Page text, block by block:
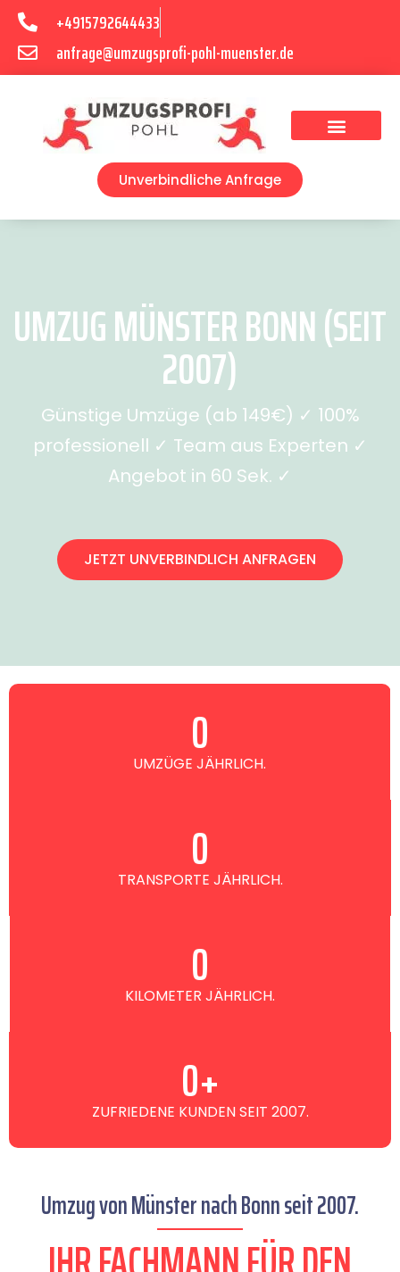
+4915792644433
anfrage@umzugsprofi-pohl-muenster.de
Unverbindliche Anfrage
UMZUG MÜNSTER BONN (SEIT
2007)
Günstige Umzüge (ab 149€) ✓ 100%
professionell ✓ Team aus Experten ✓
Angebot in 60 Sek. ✓
JETZT UNVERBINDLICH ANFRAGEN
UMZÜGE JÄHRLICH.
0
TRANSPORTE JÄHRLICH.
0
KILOMETER JÄHRLICH.
0
ZUFRIEDENE KUNDEN SEIT 2007.
0+
Umzug von Münster nach Bonn seit 2007.